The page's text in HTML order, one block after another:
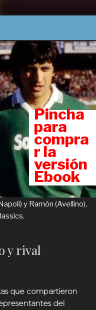
Pincha
para
compra
r la
versión
Ebook
y Ramón (Avellino),
y rival
que compartieron
del